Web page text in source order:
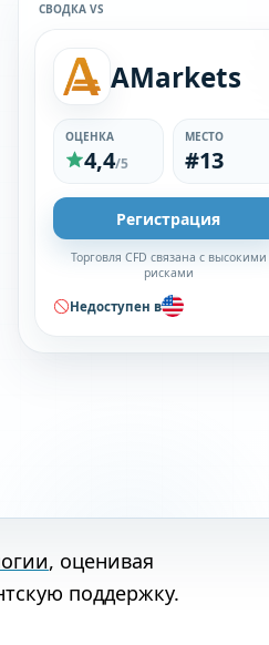
СВОДКА VS
AMarkets
ОЦЕНКА
4,4/5
МЕСТО
#13
Регистрация
Торговля CFD связана с высокими
рисками
Недоступен в
, оценивая
поддержку.